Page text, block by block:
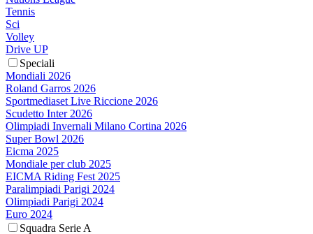
Tennis
Sci
Volley
Drive UP
Speciali
Mondiali 2026
Roland Garros 2026
Sportmediaset Live Riccione 2026
Scudetto Inter 2026
Olimpiadi Invernali Milano Cortina 2026
Super Bowl 2026
Eicma 2025
Mondiale per club 2025
EICMA Riding Fest 2025
Paralimpiadi Parigi 2024
Olimpiadi Parigi 2024
Euro 2024
Squadra Serie A